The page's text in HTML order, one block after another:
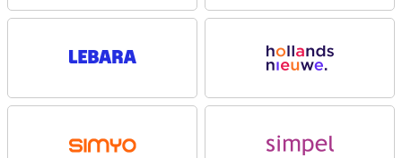
Op het 6.78 inch AMOLED scherm ziet alles er vloeiend en scherp
uit. De resolutie van 2712 x 1220 pixels en de verversingssnelheid
tot 1600 nits blijft het scherm goed leesbaar in fel licht. Dankzij
extra stevig is.